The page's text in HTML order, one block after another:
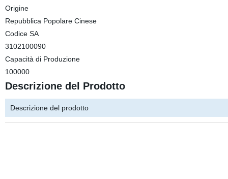
Origine
Repubblica Popolare Cinese
Codice SA
3102100090
Capacità di Produzione
100000
Descrizione del Prodotto
Descrizione del prodotto